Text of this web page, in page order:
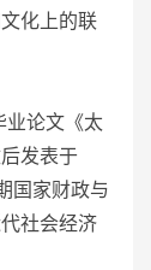
化上的联
业论文《太
发表于
国家财政与
社会经济